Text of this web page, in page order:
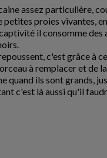
assez particulière,
petites proies vivantes,
il consomme
c'est grâce à
à remplacer et de
quand ils sont grands,
c'est là aussi qu'il